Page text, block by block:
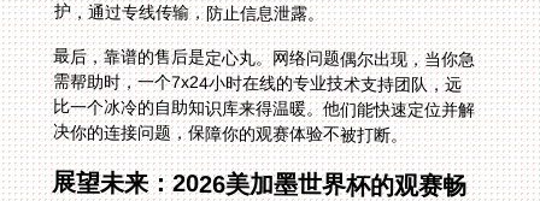
护，通过专线传输，防止信息泄露。
最后，靠谱的售后是定心丸。网络问题偶尔出现，当你急
需帮助时，一个7x24小时在线的专业技术支持团队，远
比一个冰冷的自助知识库来得温暖。他们能快速定位并解
决你的连接问题，保障你的观赛体验不被打断。
展望未来：2026美加墨世界杯的观赛畅